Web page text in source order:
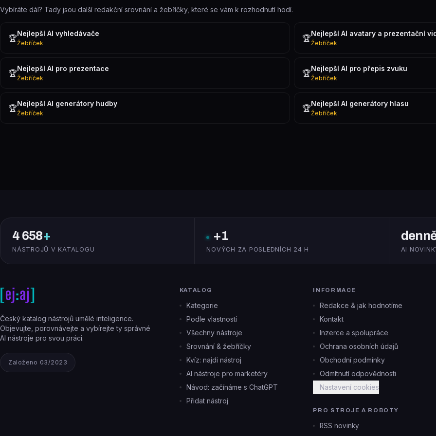
Vybíráte dál? Tady jsou další redakční srovnání a žebříčky, které se vám k rozhodnutí hodí.
🏆Nejlepší AI vyhledávače
Žebříček
🏆Nejlepší AI avatary a prezentační
Žebříček
🏆Nejlepší AI pro prezentace
Žebříček
🏆Nejlepší AI pro přepis zvuku
Žebříček
🏆Nejlepší AI generátory hudby
Žebříček
🏆Nejlepší AI generátory hlasu
Žebříček
4 658+
NÁSTROJŮ V KATALOGU
+1
NOVÝCH ZA POSLEDNÍCH 24 H AI
Český katalog nástrojů umělé inteligence.
Objevujte, porovnávejte a vybírejte ty správné
AI nástroje pro svou práci.
Založeno 03/2023
KATALOG
Kategorie
Podle vlastností
Všechny nástroje
Srovnání & žebříčky
Kvíz: najdi nástroj
AI nástroje pro marketéry
Návod: začínáme s ChatGPT
Přidat nástroj
INFORMACE
Redakce & jak hodnotíme
Kontakt
Inzerce a spolupráce
Ochrana osobních údajů
Obchodní podmínky
Odmítnutí odpovědnosti
Nastavení cookies
PRO STROJE A ROBOTY
RSS novinky